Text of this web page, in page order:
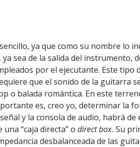
ya que como su nombre lo
sea de la salida del instrumento,
por el ejecutante. Este tipo
que el sonido de la guitarra
o balada romántica. En este
es, creo yo, determinar la
y la consola de audio, habrá de
“caja directa” o direct box. Su
desbalanceada de las